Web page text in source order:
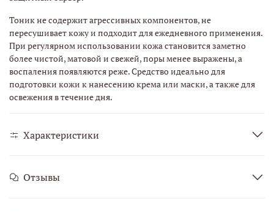
Тоник не содержит агрессивных компонентов, не
пересушивает кожу и подходит для ежедневного применения.
При регулярном использовании кожа становится заметно
более чистой, матовой и свежей, поры менее выражены, а
воспаления появляются реже. Средство идеально для
подготовки кожи к нанесению крема или маски, а также для
освежения в течение дня.
Характеристики
Отзывы